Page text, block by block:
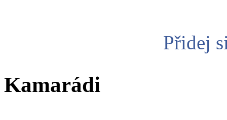
Přidej
Kamarádi